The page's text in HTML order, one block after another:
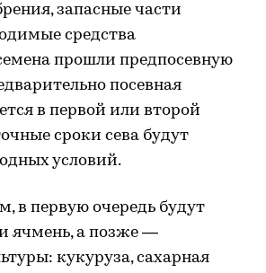
запасные части
средства
прошли предпосевную
посевная
в первой или второй
сроки сева будут
условий.
в первую очередь будут
ячмень, а позже —
кукуруза, сахарная